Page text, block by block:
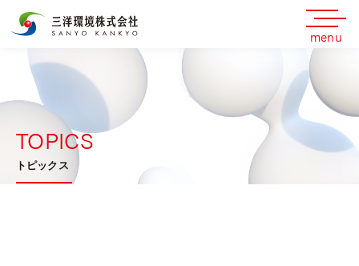
menu
TOPICS
トピックス